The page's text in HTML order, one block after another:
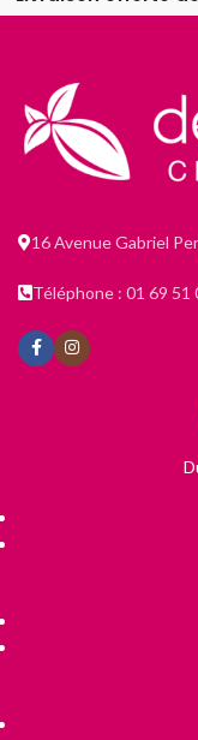
16 Avenue Gabriel
Téléphone : 01 69 51